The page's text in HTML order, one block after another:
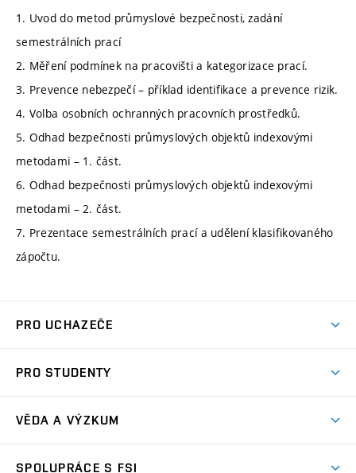
1. Uvod do metod průmyslové bezpečnosti, zadání
semestrálních prací
2. Měření podmínek na pracovišti a kategorizace prací.
3. Prevence nebezpečí – příklad identifikace a prevence rizik.
4. Volba osobních ochranných pracovních prostředků.
5. Odhad bezpečnosti průmyslových objektů indexovými
metodami – 1. část.
6. Odhad bezpečnosti průmyslových objektů indexovými
metodami – 2. část.
7. Prezentace semestrálních prací a udělení klasifikovaného
zápočtu.
PRO UCHAZEČE
Ambasadoři studia
Zápisy
PRO STUDENTY
Studijní předpisy
VĚDA A VÝZKUM
SPOLUPRÁCE S FSI